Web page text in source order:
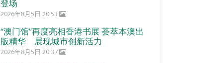
登场
2026年8月5日 20:53
“澳门馆”再度亮相香港书展 荟萃本澳出
版精华 展现城市创新活力
2026年8月5日 20:37